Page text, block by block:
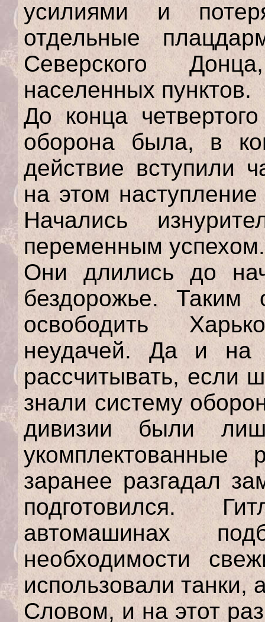
усилиями и
отдельные
Северского
населенных пунктов.
До конца
оборона была, в
действие вступили
на этом
Начались
переменным успехом.
Они длились до
бездорожье. Таким
освободить
неудачей. Да и на
рассчитывать, если
знали систему
дивизии были
укомплектованные
заранее разгадал
подготовился.
автомашинах
необходимости
использовали танки,
Словом, и на этот